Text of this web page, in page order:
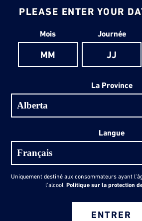
PLEASE ENTER YOUR
Date de naissance
Mois Journée
La Province
Langue
Uniquement destiné aux consommateurs ayant
l’alcool. Politique sur la protection
ENTRER